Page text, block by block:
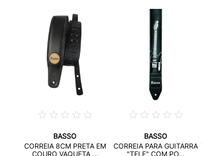
BASSO
CORREIA 8CM PRETA EM
COURO VAQUETA ...
BASSO
CORREIA PARA GUITARRA
"TELE" COM PO...